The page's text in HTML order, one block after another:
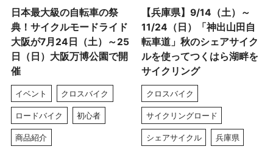
日本最大級の自転車の祭
典！サイクルモードライド
大阪が7月24日（土）～25
日（日）大阪万博公園で開
催
イベント クロスバイク
ロードバイク 初心者
商品紹介
【兵庫県】9/14（土）～
11/24（日）「神出山田自
転車道」秋のシェアサイク
ルを使ってつくはら湖畔を
サイクリング
クロスバイク
サイクリングロード
シェアサイクル 兵庫県